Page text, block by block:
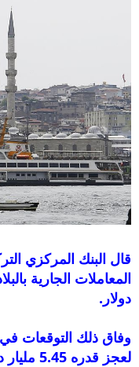
قال البنك المركزي
دولار.
وفاق ذلك التوقعات
لعجز قدره 5.45 مليار دولار.